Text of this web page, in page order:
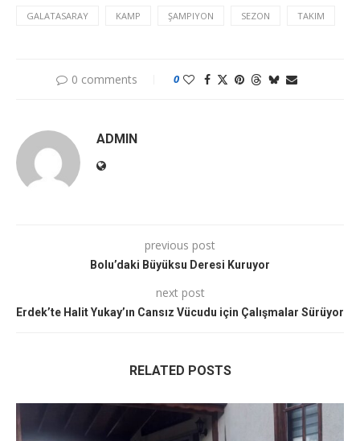
GALATASARAY KAMP ŞAMPIYON SEZON TAKIM
0 comments 0
ADMIN
previous post
Bolu’daki Büyüksu Deresi Kuruyor
next post
Erdek’te Halit Yukay’ın Cansız Vücudu için Çalışmalar Sürüyor
RELATED POSTS